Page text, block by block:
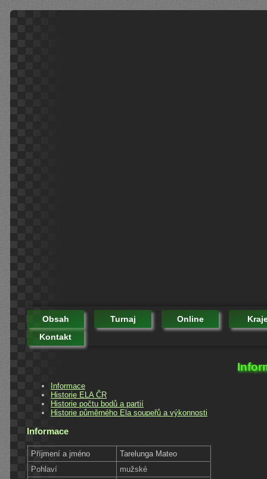
Obsah Turnaj Online
Kontakt
Informace
Historie ELA ČR
Historie počtu bodů a partií
Historie půměrného Ela soupeřů a výkonnosti
Informace
Příjmení a jméno
Tarelunga Mateo
Pohlaví
mužské